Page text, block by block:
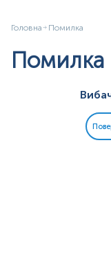
Головна Помилка
Помилка